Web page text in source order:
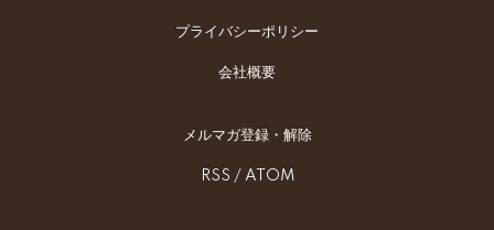
プライバシーポリシー
会社概要
メルマガ登録・解除
RSS / ATOM